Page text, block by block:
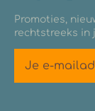
Promoties,
rechtstreeks in